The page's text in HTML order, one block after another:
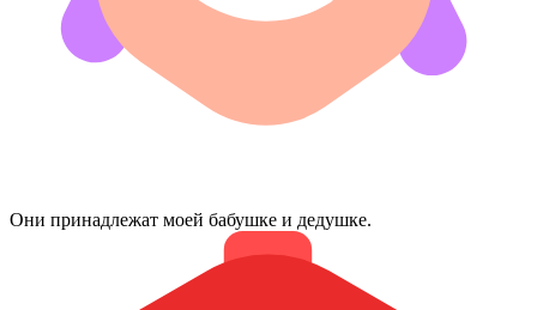
Они принадлежат моей бабушке и дедушке.